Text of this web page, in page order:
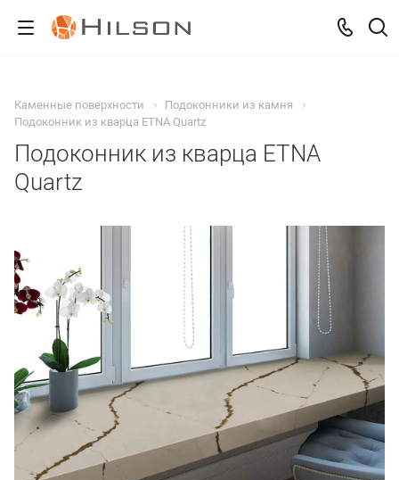
Каменные поверхности
Подоконники из камня
Подоконник из кварца ETNA Quartz
Подоконник из кварца ETNA
Quartz